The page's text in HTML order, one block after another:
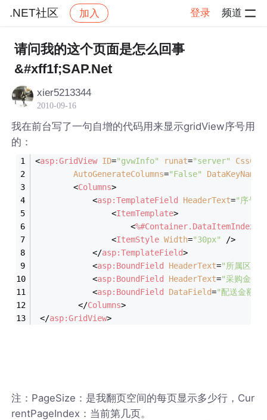
.NET社区 加入 登录 频道
社区 .NET社区 帖子详情
请问我的这个页面是怎么回事
&#xff1f;SAP.Net
xier5213344
2010-09-16
我在前台写了一句自增的代码用来显示gridView序号用
的：
<asp:GridView ID="gvwInfo" runat="server"
AutoGenerateColumns="False" DataKeyNames
<Columns>
<asp:TemplateField HeaderText="序号"
<ItemTemplate>
<%#Container.DataItemIndex
<ItemStyle Width="30px"
/>
</asp:TemplateField>
<asp:BoundField HeaderText="所属区域"
<asp:BoundField HeaderText="采购金额"
<asp:BoundField DataField="配送金额"
</Columns>
</asp:GridView>
注：PageSize：是我翻页空间的每页显示多少行，Cur
rentPageIndex：当前第几页。